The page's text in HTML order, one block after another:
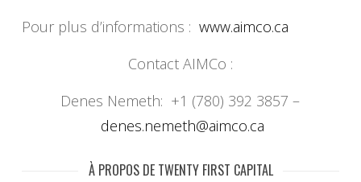
Pour plus d’informations : www.aimco.ca
Contact AIMCo :
Denes Nemeth: +1 (780) 392 3857 –
denes.nemeth@aimco.ca
À PROPOS DE TWENTY FIRST CAPITAL